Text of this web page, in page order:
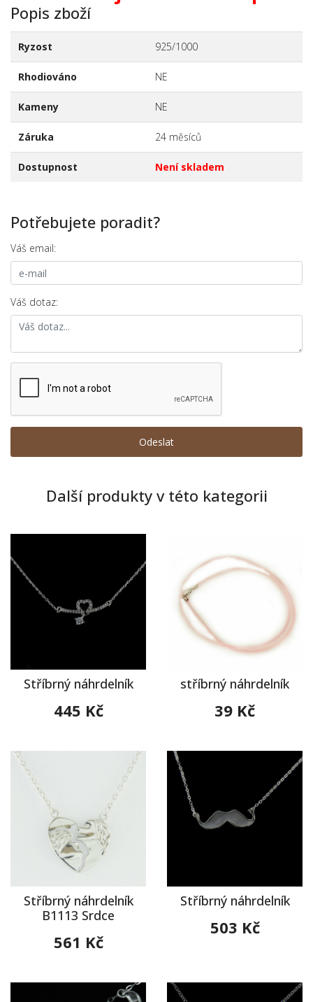
Popis zboží
Ryzost 925/1000
Rhodiováno NE
Kameny NE
Záruka 24 měsíců
Dostupnost Není skladem
Potřebujete poradit?
Váš email:
Váš dotaz:
Další produkty v této kategorii
Stříbrný náhrdelník
445 Kč
stříbrný náhrdelník
39 Kč
Stříbrný náhrdelník
B1113 Srdce
561 Kč
Stříbrný náhrdelník
503 Kč